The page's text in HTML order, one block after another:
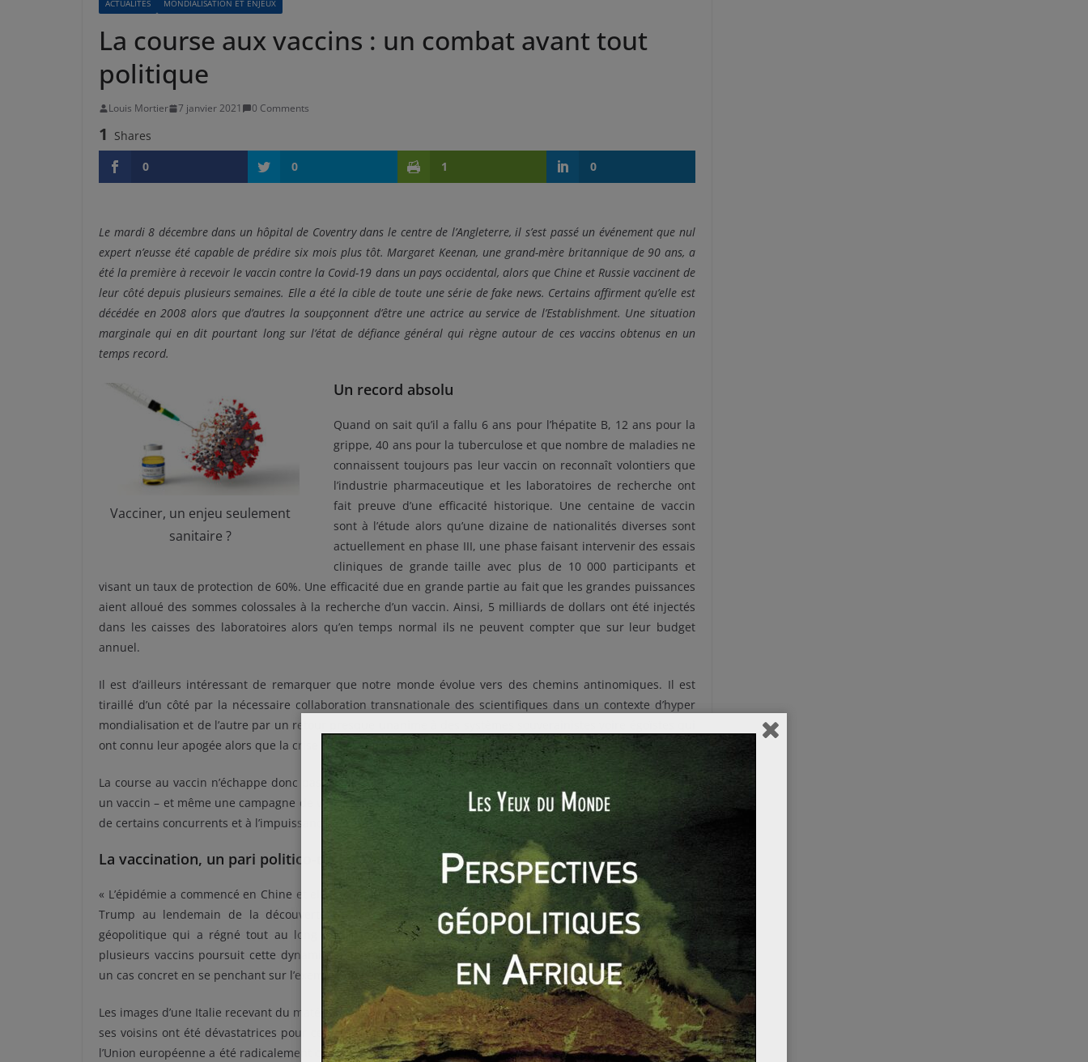
ACTUALITÉS MONDIALISATION ET ENJEUX
La course aux vaccins : un combat avant tout
politique
Louis Mortier 7 janvier 2021 0 Comments
1 Shares
0
0 1 0
Le mardi 8 décembre dans un hôpital de Coventry dans le centre de l’Angleterre, il s’est passé un événement que nul
expert n’eusse été capable de prédire six mois plus tôt. Margaret Keenan, une grand-mère britannique de 90 ans, a
été la première à recevoir le vaccin contre la Covid-19 dans un pays occidental, alors que Chine et Russie vaccinent de
leur côté depuis plusieurs semaines. Elle a été la cible de toute une série de fake news. Certains affirment qu’elle est
décédée en 2008 alors que d’autres la soupçonnent d’être une actrice au service de l’Establishment. Une situation
marginale qui en dit pourtant long sur l’état de défiance général qui règne autour de ces vaccins obtenus en un
temps record.
Vacciner, un enjeu seulement
sanitaire ?
Un record absolu
Quand on sait qu’il a fallu 6 ans pour l’hépatite B, 12 ans pour la
grippe, 40 ans pour la tuberculose et que nombre de maladies ne
connaissent toujours pas leur vaccin on reconnaît volontiers que
l’industrie pharmaceutique et les laboratoires de recherche ont
fait preuve d’une efficacité historique. Une centaine de vaccin
sont à l’étude alors qu’une dizaine de nationalités diverses sont
actuellement en phase III, une phase faisant intervenir des essais
cliniques de grande taille avec plus de 10 000 participants et
visant un taux de protection de 60%. Une efficacité due en grande partie au fait que les grandes puissances
aient alloué des sommes colossales à la recherche d’un vaccin. Ainsi, 5 milliards de dollars ont été injectés
dans les caisses des laboratoires alors qu’en temps normal ils ne peuvent compter que sur leur budget
annuel.
Il est d’ailleurs intéressant de remarquer que notre monde évolue vers des chemins antinomiques. Il est
tiraillé d’un côté par la nécessaire collaboration transnationale des scientifiques dans un contexte d’hyper
mondialisation et de l’autre par un retour presque unanime à des systèmes souverainistes voire égoïstes qui
ont connu leur apogée alors que la crise battait son plein.
La course au vaccin n’échappe donc pas au désir des grandes puissances de bomber le torse en proposant
un vaccin – et même une campagne de vaccination – à leur image, aux rivalités géopolitiques et idéologiques
de certains concurrents et à l’impuissance des pays les plus démunis lors des négociations tarifaires.
La vaccination, un pari politico-diplomatique
« L’épidémie a commencé en Chine et elle se terminera aux États-Unis ». Cette simple déclaration de Donald
Trump au lendemain de la découverte du vaccin Pfizer-BioNTech est symptomatique de l’atmosphère
géopolitique qui a régné tout au long de cette crise. La nouvelle donne insufflée par la découverte de
plusieurs vaccins poursuit cette dynamique, redonnant à l’État-nation toute sa splendeur d’antan. Prenons
un cas concret en se penchant sur l’exemple de l’Union européenne.
Les images d’une Italie recevant du matériel et des masques chinois en début de crise à défaut de soutien de
ses voisins ont été dévastatrices pour cette Europe qui se dit unie et solidaire. Depuis, le comportement de
l’Union européenne a été radicalement corrigé avec une BCE qui a permis à l’Europe de ne pas sombrer dans